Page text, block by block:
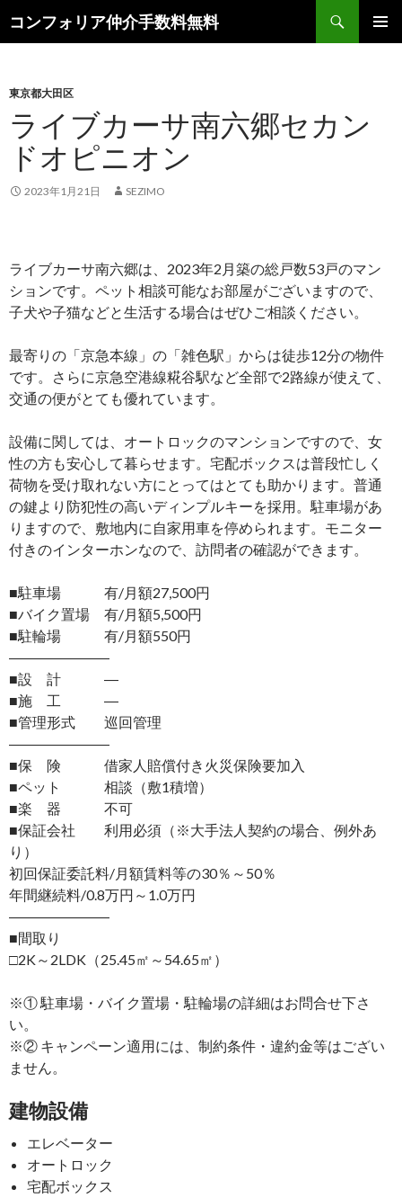
コンフォリア仲介手数料無料
索
ン
ツ
ス
キ
ッ
東京都大田区
ライブカーサ南六郷セカン
ドオピニオン
2023年1月21日 SEZIMO
ライブカーサ南六郷は、2023年2月築の総戸数53戸のマン
ションです。ペット相談可能なお部屋がございますので、
子犬や子猫などと生活する場合はぜひご相談ください。
最寄りの「京急本線」の「雑色駅」からは徒歩12分の物件
です。さらに京急空港線糀谷駅など全部で2路線が使えて、
交通の便がとても優れています。
設備に関しては、オートロックのマンションですので、女
性の方も安心して暮らせます。宅配ボックスは普段忙しく
荷物を受け取れない方にとってはとても助かります。普通
の鍵より防犯性の高いディンプルキーを採用。駐車場があ
りますので、敷地内に自家用車を停められます。モニター
付きのインターホンなので、訪問者の確認ができます。
■駐車場 有/月額27,500円
■バイク置場 有/月額5,500円
■駐輪場 有/月額550円
―――――――
■設 計 ―
■施 工 ―
■管理形式 巡回管理
―――――――
■保 険 借家人賠償付き火災保険要加入
■ペット 相談（敷1積増）
■楽 器 不可
■保証会社 利用必須（※大手法人契約の場合、例外あ
り）
初回保証委託料/月額賃料等の30％～50％
年間継続料/0.8万円～1.0万円
―――――――
■間取り
□2K～2LDK（25.45㎡～54.65㎡）
※① 駐車場・バイク置場・駐輪場の詳細はお問合せ下さ
い。
※② キャンペーン適用には、制約条件・違約金等はござい
ません。
建物設備
エレベーター
オートロック
宅配ボックス